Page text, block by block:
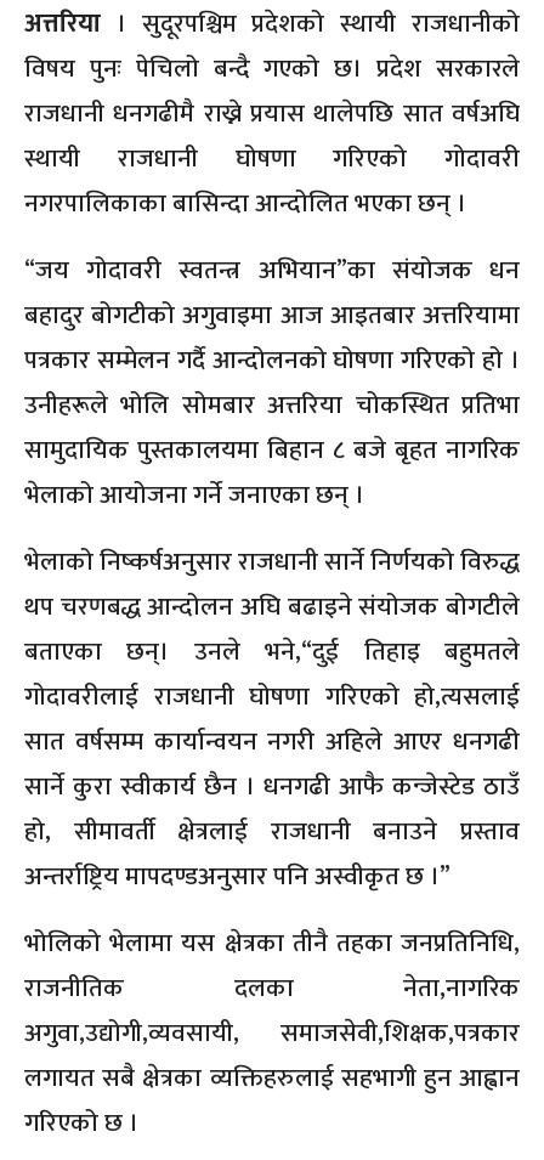
अत्तरिया । सुदूरपश्चिम प्रदेशको स्थायी राजधानीको
विषय पुनः पेचिलो बन्दै गएको छ। प्रदेश सरकारले
राजधानी धनगढीमै राख्ने प्रयास थालेपछि सात वर्षअघि
स्थायी राजधानी घोषणा गरिएको गोदावरी
नगरपालिकाका बासिन्दा आन्दोलित भएका छन् ।
“जय गोदावरी स्वतन्त्र अभियान”का संयोजक धन
बहादुर बोगटीको अगुवाइमा आज आइतबार अत्तरियामा
पत्रकार सम्मेलन गर्दै आन्दोलनको घोषणा गरिएको हो ।
उनीहरूले भोलि सोमबार अत्तरिया चोकस्थित प्रतिभा
सामुदायिक पुस्तकालयमा बिहान ८ बजे बृहत नागरिक
भेलाको आयोजना गर्ने जनाएका छन् ।
भेलाको निष्कर्षअनुसार राजधानी सार्ने निर्णयको विरुद्ध
थप चरणबद्ध आन्दोलन अघि बढाइने संयोजक बोगटीले
बताएका छन्। उनले भने,“दुई तिहाइ बहुमतले
गोदावरीलाई राजधानी घोषणा गरिएको हो,त्यसलाई
सात वर्षसम्म कार्यान्वयन नगरी अहिले आएर धनगढी
सार्ने कुरा स्वीकार्य छैन । धनगढी आफै कन्जेस्टेड ठाउँ
हो, सीमावर्ती क्षेत्रलाई राजधानी बनाउने प्रस्ताव
अन्तर्राष्ट्रिय मापदण्डअनुसार पनि अस्वीकृत छ ।”
भोलिको भेलामा यस क्षेत्रका तीनै तहका जनप्रतिनिधि,
राजनीतिक दलका नेता,नागरिक
अगुवा,उद्योगी,व्यवसायी, समाजसेवी,शिक्षक,पत्रकार
लगायत सबै क्षेत्रका व्यक्तिहरुलाई सहभागी हुन आह्वान
गरिएको छ ।